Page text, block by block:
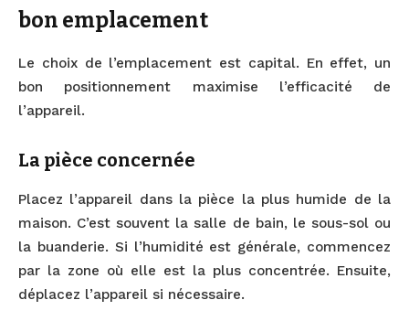
bon emplacement
Le choix de l’emplacement est capital. En effet, un
bon positionnement maximise l’efficacité de
l’appareil.
La pièce concernée
Placez l’appareil dans la pièce la plus humide de la
maison. C’est souvent la salle de bain, le sous-sol ou
la buanderie. Si l’humidité est générale, commencez
par la zone où elle est la plus concentrée. Ensuite,
déplacez l’appareil si nécessaire.